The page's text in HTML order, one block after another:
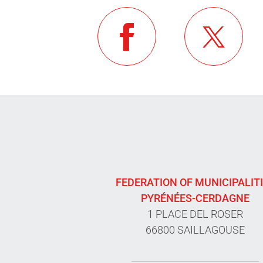
FEDERATION OF
PYRÉNÉES-CERDAGNE
1 PLACE DEL ROSER
66800 SAILLAGOUSE